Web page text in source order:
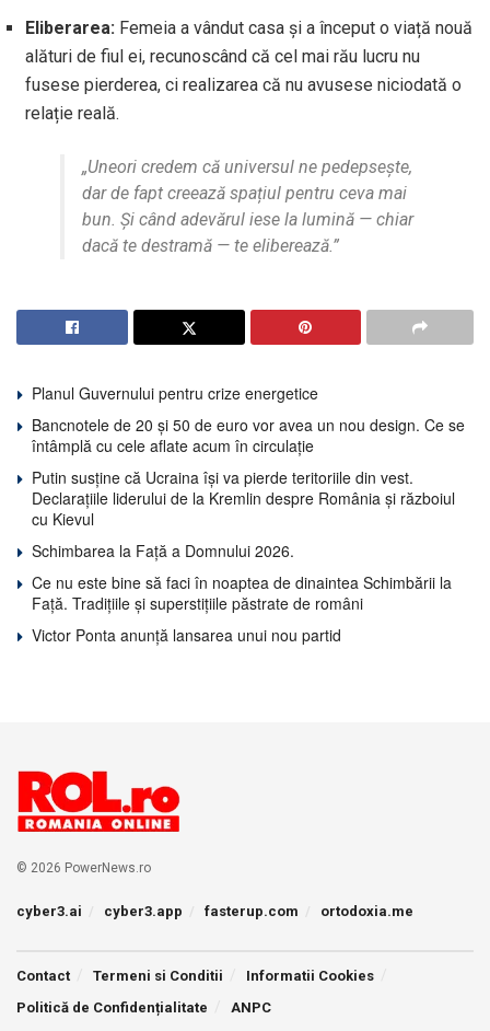
Eliberarea: Femeia a vândut casa și a început o viață nouă
alături de fiul ei, recunoscând că cel mai rău lucru nu
fusese pierderea, ci realizarea că nu avusese niciodată o
relație reală.
„Uneori credem că universul ne pedepsește,
dar de fapt creează spațiul pentru ceva mai
bun. Și când adevărul iese la lumină — chiar
dacă te destramă — te eliberează.”
Planul Guvernului pentru crize energetice
Bancnotele de 20 și 50 de euro vor avea un nou design. Ce se
întâmplă cu cele aflate acum în circulație
Putin susține că Ucraina își va pierde teritoriile din vest.
Declarațiile liderului de la Kremlin despre România și războiul
cu Kievul
Schimbarea la Față a Domnului 2026.
Ce nu este bine să faci în noaptea de dinaintea Schimbării la
Față. Tradițiile și superstițiile păstrate de români
Victor Ponta anunță lansarea unui nou partid
© 2026 PowerNews.ro
cyber3.ai cyber3.app fasterup.com ortodoxia.me
Contact Termeni si Conditii
Informatii Cookies
Politică de Confidențialitate
ANPC